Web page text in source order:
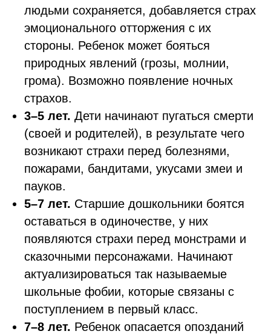
людьми сохраняется, добавляется страх
эмоционального отторжения с их
стороны. Ребенок может бояться
природных явлений (грозы, молнии,
грома). Возможно появление ночных
страхов.
3–5 лет. Дети начинают пугаться смерти
(своей и родителей), в результате чего
возникают страхи перед болезнями,
пожарами, бандитами, укусами змеи и
пауков.
5–7 лет. Старшие дошкольники боятся
оставаться в одиночестве, у них
появляются страхи перед монстрами и
сказочными персонажами. Начинают
актуализироваться так называемые
школьные фобии, которые связаны с
поступлением в первый класс.
7–8 лет. Ребенок опасается опозданий